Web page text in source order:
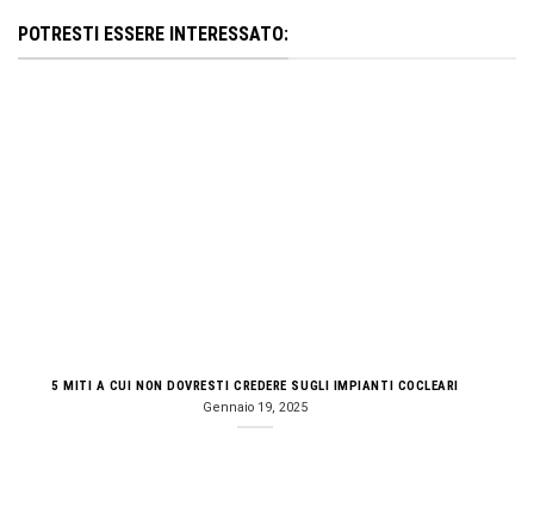
POTRESTI ESSERE INTERESSATO:
5 MITI A CUI NON DOVRESTI CREDERE SUGLI IMPIANTI COCLEARI
Gennaio 19, 2025